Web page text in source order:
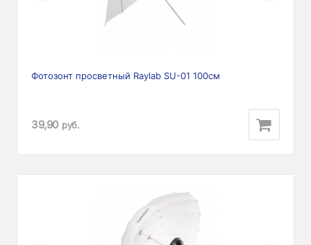
Фотозонт просветный Raylab SU-01 100см
39,90 руб.